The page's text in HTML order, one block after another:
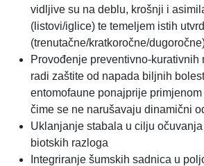
vidljive su na deblu, krošnji i
(listovi/iglice) te temeljem istih
(trenutačne/kratkoročne/
Provođenje preventivno-kurativnih
radi zaštite od napada biljnih
entomofaune ponajprije
čime se ne narušavaju dinamični
Uklanjanje stabala u cilju
biotskih razloga
Integriranje šumskih sadnica u